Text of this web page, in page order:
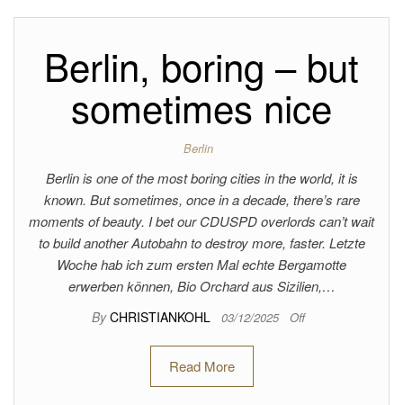
Berlin, boring – but
sometimes nice
Berlin
Berlin is one of the most boring cities in the world, it is
known. But sometimes, once in a decade, there’s rare
moments of beauty. I bet our CDUSPD overlords can’t wait
to build another Autobahn to destroy more, faster. Letzte
Woche hab ich zum ersten Mal echte Bergamotte
erwerben können, Bio Orchard aus Sizilien,…
By CHRISTIANKOHL 03/12/2025 Off
Read More